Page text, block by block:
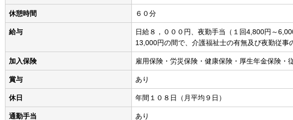
休憩時間 ６０分
給与
日給８，０００円、夜勤手当（１回4,800円～
13,000円の間で、介護福祉士の有無及び夜勤従事
加入保険 雇用保険・労災保険・健康保険・厚生年金保険・
賞与 あり
休日 年間１０８日（月平均９日）
通勤手当 あり